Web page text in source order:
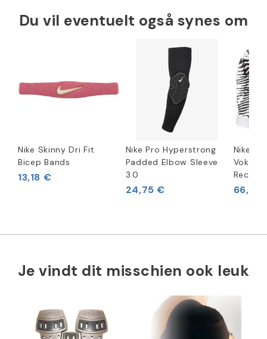
Du vil eventuelt også synes om
Nike Skinny Dri Fit
Bicep Bands
13,18 €
Nike Pro Hyperstrong
Padded Elbow Sleeve
3.0
24,75 €
Nike
66,07
Je vindt dit misschien ook leuk